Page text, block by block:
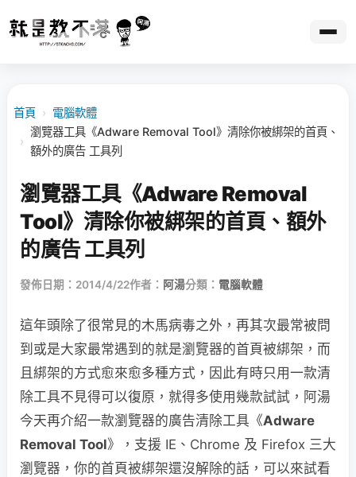
首頁 › 電腦軟體
›
瀏覽器工具《Adware Removal Tool》清除你被綁架的首頁、
額外的廣告 工具列
瀏覽器工具《Adware Removal
Tool》清除你被綁架的首頁、額外
的廣告 工具列
發佈日期：2014/4/22作者： 阿湯分類： 電腦軟體
這年頭除了很常見的木馬病毒之外，再其次最常被問
到或是大家最常遇到的就是瀏覽器的首頁被綁架，而
且綁架的方式愈來愈多種方式，因此有時只用一款清
除工具不見得可以復原，就得多使用幾款試試，阿湯
今天再介紹一款瀏覽器的廣告清除工具《Adware
Removal Tool》，支援 IE、Chrome 及 Firefox 三大
瀏覽器，你的首頁被綁架還沒解除的話，可以來試看